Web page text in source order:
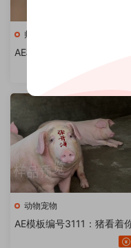
帅哥美女
AE模板编号3125：美女大
动物宠物
AE模板编号3111：猪看着